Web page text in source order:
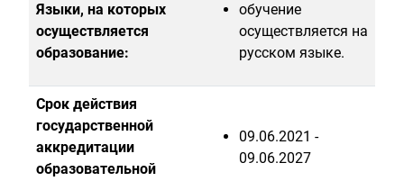
Языки, на которых
осуществляется
образование:
обучение
осуществляется на
русском языке.
Срок действия
государственной
аккредитации
образовательной
09.06.2021 -
09.06.2027